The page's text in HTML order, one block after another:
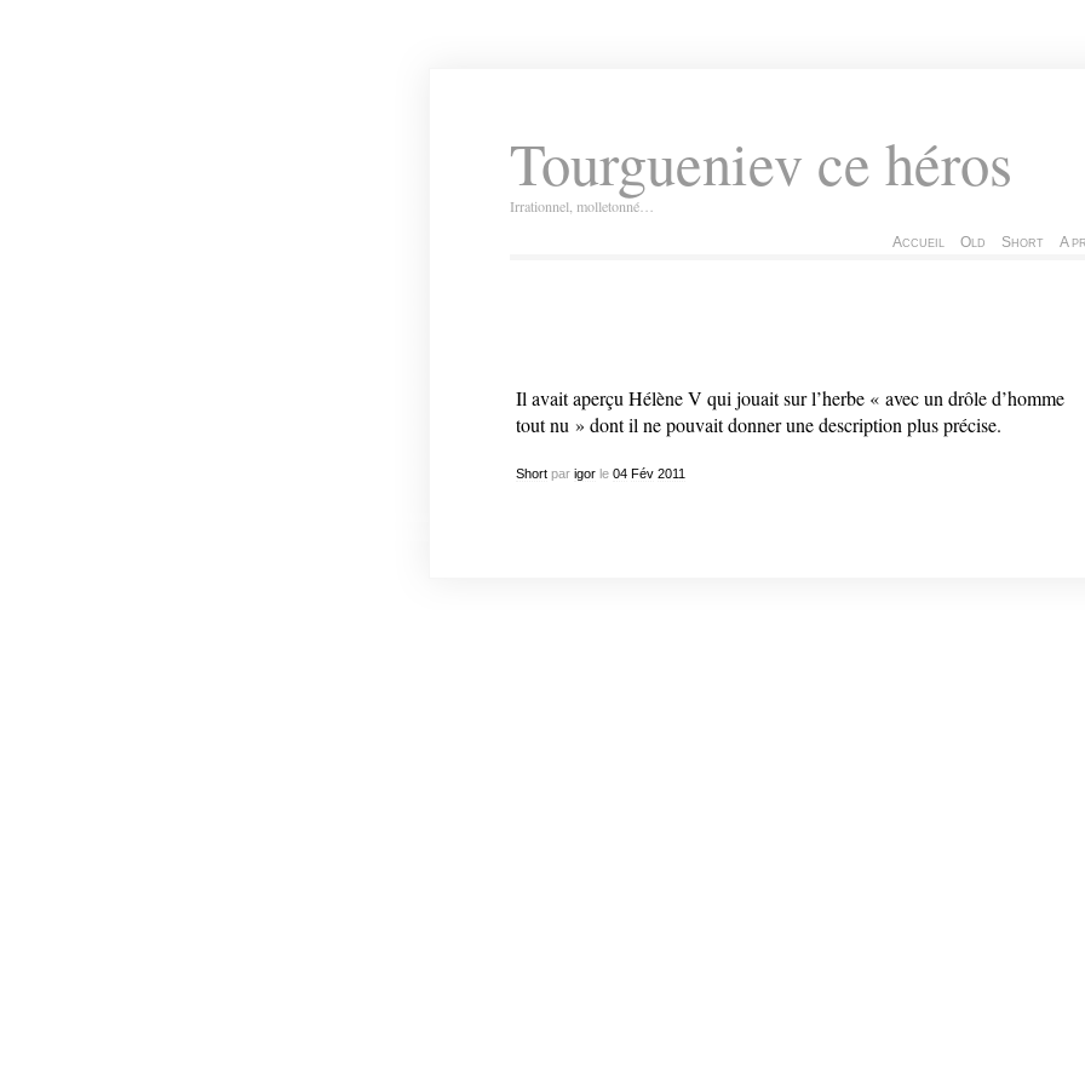
Tourgueniev ce héros
Irrationnel, molletonné…
Accueil Old Short A
Il avait aperçu Hélène V qui jouait sur l’herbe « avec un drôle d’homme
tout nu » dont il ne pouvait donner une description plus précise.
Shortpar igorle 04 Fév 2011